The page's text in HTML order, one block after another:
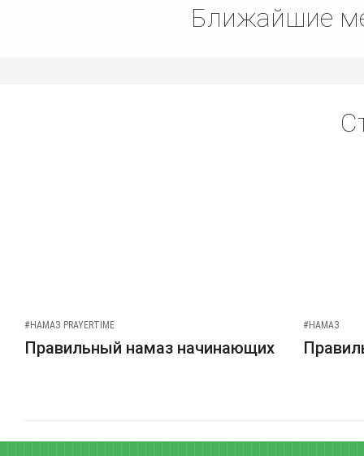
Ближайшие
#НАМАЗ PRAYERTIME
Правильный намаз начинающих
#НАМАЗ